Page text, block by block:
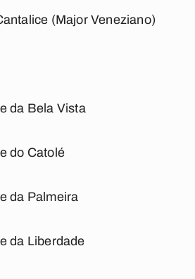
(Major Veneziano)
da Bela Vista
do Catolé
da Palmeira
da Liberdade